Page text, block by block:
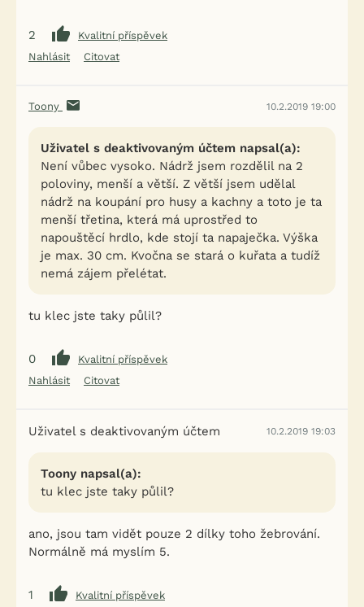
2
Kvalitní příspěvek
Nahlásit
Citovat
Toony 10.2.2019 19:00
Uživatel s deaktivovaným účtem napsal(a):
Není vůbec vysoko. Nádrž jsem rozdělil na 2
poloviny, menší a větší. Z větší jsem udělal
nádrž na koupání pro husy a kachny a toto je ta
menší třetina, která má uprostřed to
napouštěcí hrdlo, kde stojí ta napaječka. Výška
je max. 30 cm. Kvočna se stará o kuřata a tudíž
nemá zájem přelétat.
tu klec jste taky půlil?
0
Kvalitní příspěvek
Nahlásit
Citovat
Uživatel s deaktivovaným účtem 10.2.2019 19:03
Toony napsal(a):
tu klec jste taky půlil?
ano, jsou tam vidět pouze 2 dílky toho žebrování.
Normálně má myslím 5.
1
Kvalitní příspěvek